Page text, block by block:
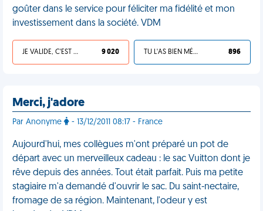
goûter dans le service pour féliciter ma fidélité et mon
investissement dans la société. VDM
JE VALIDE, C'EST UNE VDM 9 020 TU L'AS BIEN MÉRITÉ 896
Merci, j'adore
Par Anonyme - 13/12/2011 08:17 - France
Aujourd'hui, mes collègues m'ont préparé un pot de
départ avec un merveilleux cadeau : le sac Vuitton dont je
rêve depuis des années. Tout était parfait. Puis ma petite
stagiaire m'a demandé d'ouvrir le sac. Du saint-nectaire,
fromage de sa région. Maintenant, l'odeur y est